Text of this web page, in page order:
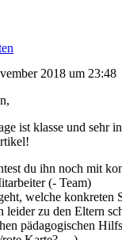
2018 um 23:48
ist klasse und sehr
du ihn noch mit
(- Team)
welche konkreten
leider zu den Eltern
pädagogischen